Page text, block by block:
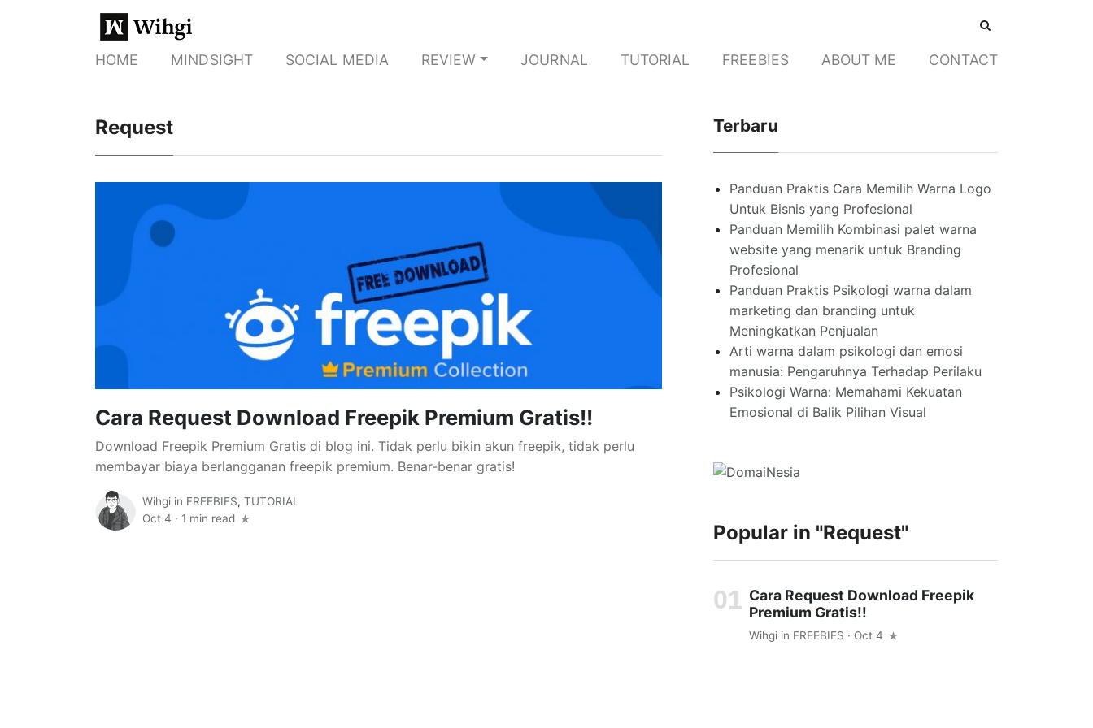
HOME MINDSIGHT SOCIAL MEDIA REVIEW JOURNAL TUTORIAL FREEBIES ABOUT ME CONTACT
Request
Cara Request Download Freepik Premium Gratis!!
Download Freepik Premium Gratis di blog ini. Tidak perlu bikin akun freepik, tidak perlu
membayar biaya berlangganan freepik premium. Benar-benar gratis!
Wihgi in FREEBIES, TUTORIAL
Oct 4 · 1 min read
Terbaru
Panduan Praktis Cara Memilih Warna Logo
Untuk Bisnis yang Profesional
Panduan Memilih Kombinasi palet warna
website yang menarik untuk Branding
Profesional
Panduan Praktis Psikologi warna dalam
marketing dan branding untuk
Meningkatkan Penjualan
Arti warna dalam psikologi dan emosi
manusia: Pengaruhnya Terhadap Perilaku
Psikologi Warna: Memahami Kekuatan
Emosional di Balik Pilihan Visual
Popular in "request"
Cara Request Download Freepik
Premium Gratis!!
Wihgi in FREEBIES · Oct 4